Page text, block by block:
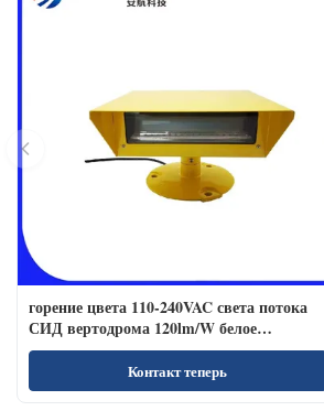
горение цвета 110-240VAC света потока
СИД вертодрома 120lm/W белое
устойчивое
Контакт теперь